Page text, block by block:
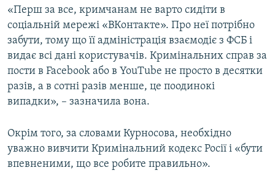
«Перш за все, кримчанам не варто сидіти в
соціальній мережі «ВКонтакте». Про неї потрібно
забути, тому що її адміністрація взаємодіє з ФСБ і
видає всі дані користувачів. Кримінальних справ за
пости в Facebook або в YouTube не просто в десятки
разів, а в сотні разів менше, це поодинокі
випадки», – зазначила вона.
Окрім того, за словами Курносова, необхідно
уважно вивчити Кримінальний кодекс Росії і «бути
впевненими, що все робите правильно».